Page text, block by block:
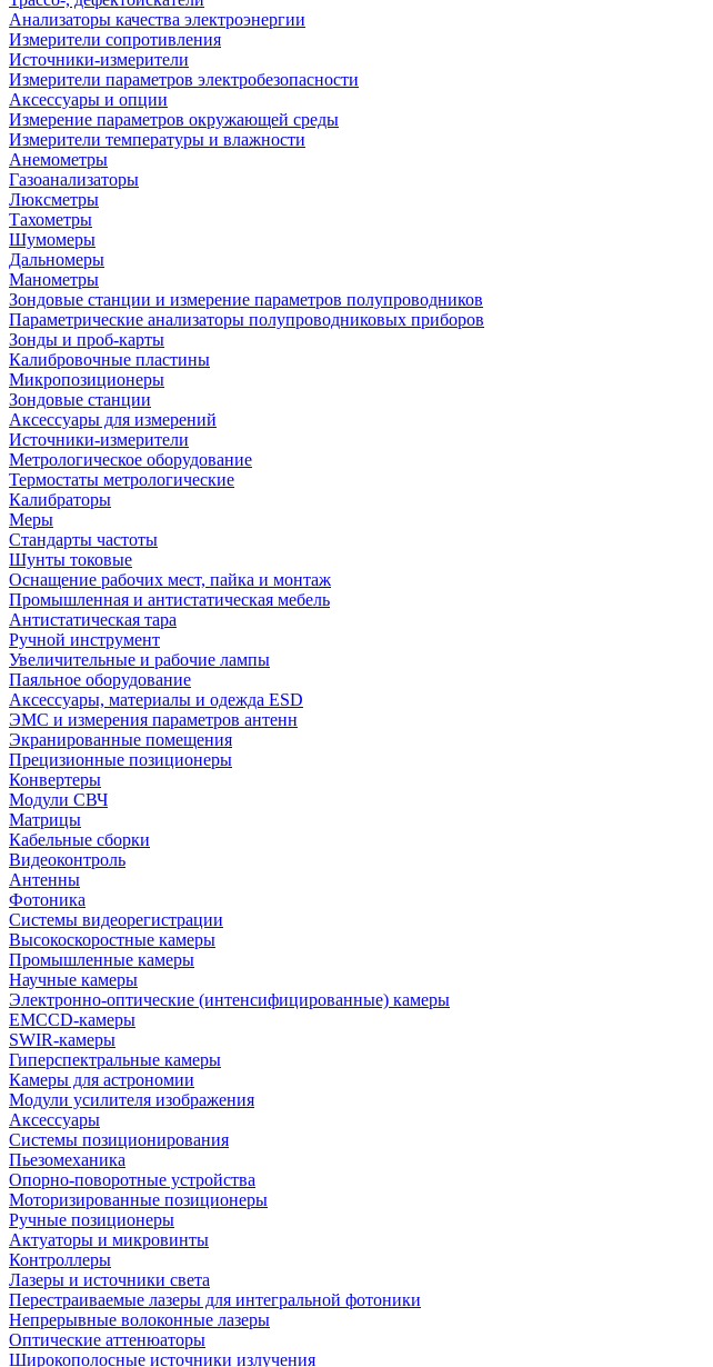
Анализаторы качества электроэнергии
Измерители сопротивления
Источники-измерители
Измерители параметров электробезопасности
Аксессуары и опции
Измерение параметров окружающей среды
Измерители температуры и влажности
Анемометры
Газоанализаторы
Люксметры
Тахометры
Шумомеры
Дальномеры
Манометры
Зондовые станции и измерение параметров полупроводников
Параметрические анализаторы полупроводниковых приборов
Зонды и проб-карты
Калибровочные пластины
Микропозиционеры
Зондовые станции
Аксессуары для измерений
Источники-измерители
Метрологическое оборудование
Термостаты метрологические
Калибраторы
Меры
Стандарты частоты
Шунты токовые
Оснащение рабочих мест, пайка и монтаж
Промышленная и антистатическая мебель
Антистатическая тара
Ручной инструмент
Увеличительные и рабочие лампы
Паяльное оборудование
Аксессуары, материалы и одежда ESD
ЭМС и измерения параметров антенн
Экранированные помещения
Прецизионные позиционеры
Конвертеры
Модули СВЧ
Матрицы
Кабельные сборки
Видеоконтроль
Антенны
Фотоника
Cистемы видеорегистрации
Высокоскоростные камеры
Промышленные камеры
Научные камеры
Электронно-оптические (интенсифицированные) камеры
EMCCD-камеры
SWIR-камеры
Гиперспектральные камеры
Камеры для астрономии
Модули усилителя изображения
Аксессуары
Системы позиционирования
Пьезомеханика
Опорно-поворотные устройства
Моторизированные позиционеры
Ручные позиционеры
Актуаторы и микровинты
Контроллеры
Лазеры и источники света
Перестраиваемые лазеры для интегральной фотоники
Непрерывные волоконные лазеры
Оптические аттенюаторы
Широкополосные источники излучения